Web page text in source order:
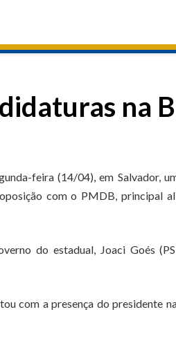
na
feira (14/04), em Salvador,
com o PMDB, principal
do estadual, Joaci Goés
com a presença do presidente